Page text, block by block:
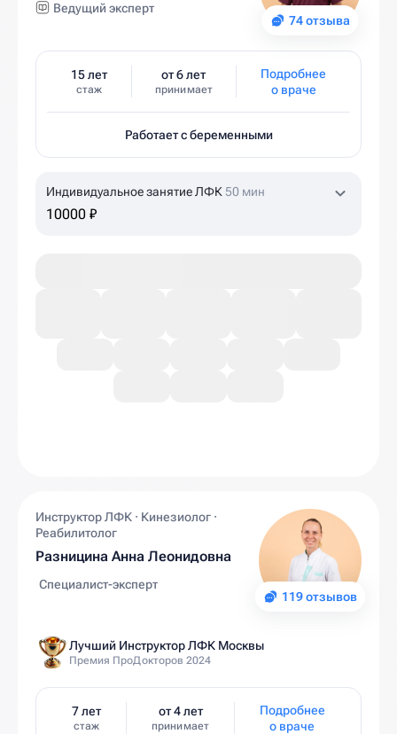
74 отзыва
Ведущий эксперт
15 лет
стаж
от 6 лет
принимает
Подробнее
о враче
Работает с беременными
Индивидуальное занятие ЛФК 50 мин
10000 ₽
119 отзывов
Инструктор ЛФК · Кинезиолог ·
Реабилитолог
Разницина Анна Леонидовна
Специалист-эксперт
Лучший Инструктор ЛФК Москвы
Премия ПроДокторов 2024
7 лет
стаж
от 4 лет
принимает
Подробнее
о враче